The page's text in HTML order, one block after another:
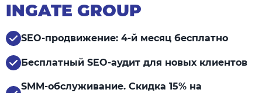
INGATE GROUP
SEO-продвижение: 4-й месяц бесплатно
Бесплатный SEO-аудит для новых клиентов
SMM-обслуживание. Скидка 15% на